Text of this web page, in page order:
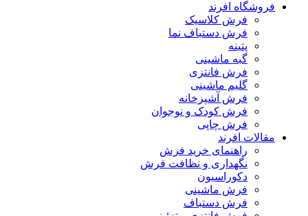
فروشگاه افرند
فرش کلاسیک
فرش دستباف نما
پتینه
گبه ماشینی
فرش فانتزی
گلیم ماشینی
فرش آشپزخانه
فرش کودک و نوجوان
فرش چاپی
مقالات افرند
راهنمای خرید فرش
نگهداری و نظافت فرش
دکوراسیون
فرش ماشینی
فرش دستباف